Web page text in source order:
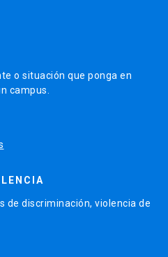
o situación que ponga en
campus.
de discriminación, violencia de